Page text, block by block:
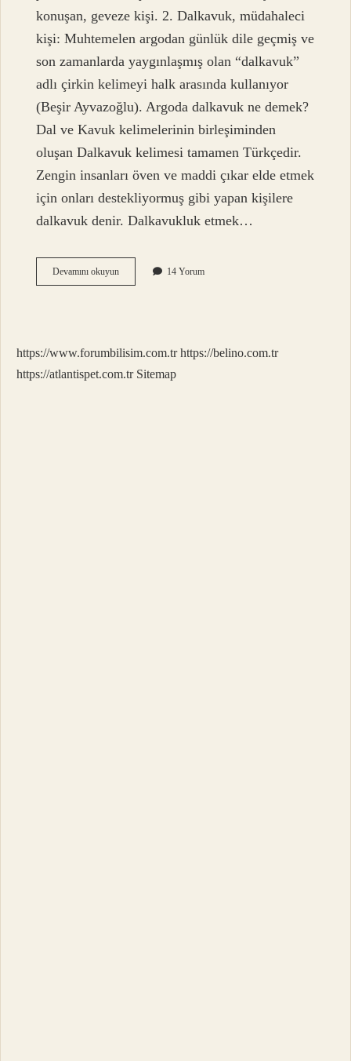
konuşan, geveze kişi. 2. Dalkavuk, müdahaleci
kişi: Muhtemelen argodan günlük dile geçmiş ve
son zamanlarda yaygınlaşmış olan “dalkavuk”
adlı çirkin kelimeyi halk arasında kullanıyor
(Beşir Ayvazoğlu). Argoda dalkavuk ne demek?
Dal ve Kavuk kelimelerinin birleşiminden
oluşan Dalkavuk kelimesi tamamen Türkçedir.
Zengin insanları öven ve maddi çıkar elde etmek
için onları destekliyormuş gibi yapan kişilere
dalkavuk denir. Dalkavukluk etmek…
Devamını okuyunDalkavuk
Kime
14 Yorum
https://www.forumbilisim.com.tr https://belino.com.tr
https://atlantispet.com.tr Sitemap